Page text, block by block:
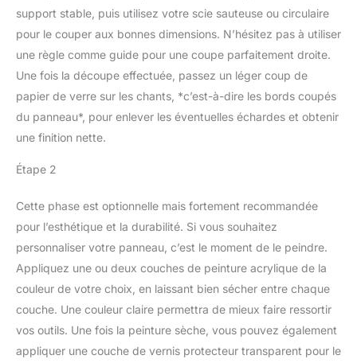
support stable, puis utilisez votre scie sauteuse ou circulaire
pour le couper aux bonnes dimensions. N’hésitez pas à utiliser
une règle comme guide pour une coupe parfaitement droite.
Une fois la découpe effectuée, passez un léger coup de
papier de verre sur les chants, *c’est-à-dire les bords coupés
du panneau*, pour enlever les éventuelles échardes et obtenir
une finition nette.
Étape 2
Cette phase est optionnelle mais fortement recommandée
pour l’esthétique et la durabilité. Si vous souhaitez
personnaliser votre panneau, c’est le moment de le peindre.
Appliquez une ou deux couches de peinture acrylique de la
couleur de votre choix, en laissant bien sécher entre chaque
couche. Une couleur claire permettra de mieux faire ressortir
vos outils. Une fois la peinture sèche, vous pouvez également
appliquer une couche de vernis protecteur transparent pour le